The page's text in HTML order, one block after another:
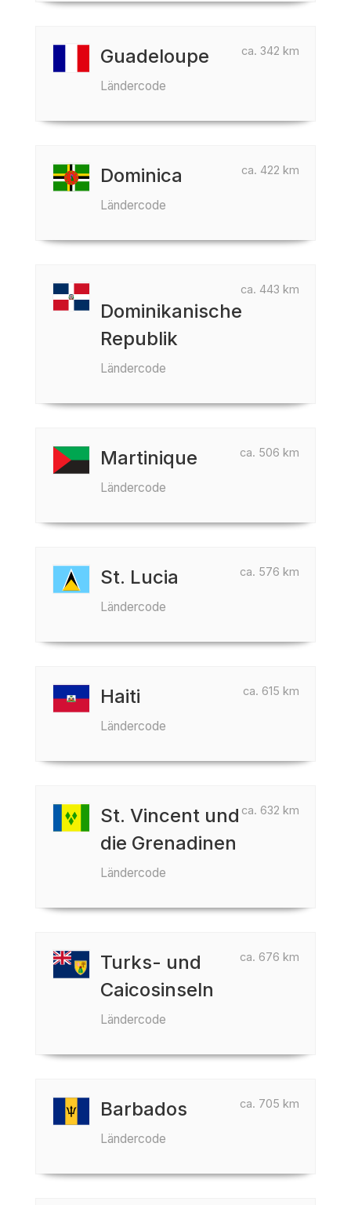
ca. 342 km
Guadeloupe
Ländercode
ca. 422 km
Dominica
Ländercode
ca. 443 km
Dominikanische
Republik
Ländercode
ca. 506 km
Martinique
Ländercode
ca. 576 km
St. Lucia
Ländercode
ca. 615 km
Haiti
Ländercode
ca. 632 km
St. Vincent und
die Grenadinen
Ländercode
ca. 676 km
Turks- und
Caicosinseln
Ländercode
ca. 705 km
Barbados
Ländercode